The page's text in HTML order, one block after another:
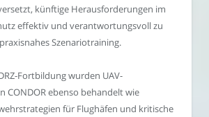
künftige Herausforderungen im
effektiv und verantwortungsvoll zu
Szenariotraining.
Fortbildung wurden UAV-
CONDOR ebenso behandelt wie
für Flughäfen und kritische